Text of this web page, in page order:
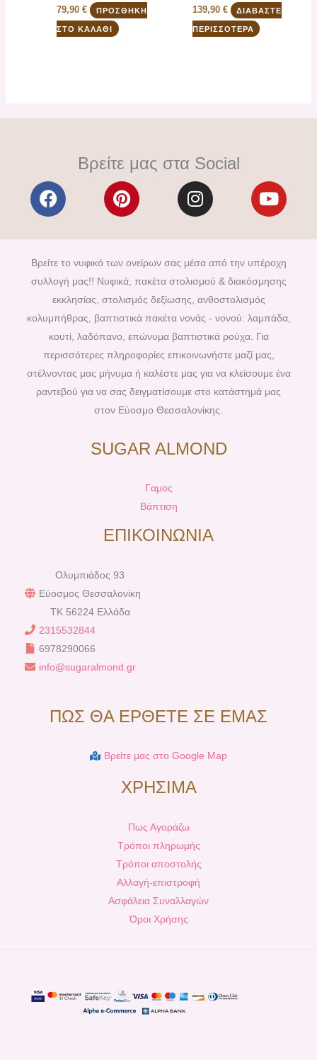
79,90€ ΠΡΟΣΘΉΚΗ
ΣΤΟ ΚΑΛΆΘΙ
139,90 € ΔΙΑΒΆΣΤΕ
ΠΕΡΙΣΣΌΤΕΡΑ
Βρείτε μας στα Social
F
a
e
b
o
o
k
P
i
t
e
r
e
s
t
I
n
t
a
g
r
a
m
Y
o
t
u
b
Βρείτε το νυφικό των ονείρων σας μέσα από την υπέροχη
συλλογή μας!! Νυφικά, πακέτα στολισμού & διακόσμησης
εκκλησίας, στολισμός δεξίωσης, ανθοστολισμός
κολυμπήθρας, βαπτιστικά πακέτα νονάς - νονού: λαμπάδα,
κουτί, λαδόπανο, επώνυμα βαπτιστικά ρούχα. Για
περισσότερες πληροφορίες επικοινωνήστε μαζί μας,
στέλνοντας μας μήνυμα ή καλέστε μας για να κλείσουμε ένα
ραντεβού για να σας δειγματίσουμε στο κατάστημά μας
στον Εύοσμο Θεσσαλονίκης.
SUGAR ALMOND
Γαμος
Βάπτιση
ΕΠΙΚΟΙΝΩΝΙΑ
Ολυμπιάδος 93
Εύοσμος Θεσσαλονίκη
TK 56224 Ελλάδα
2315532844
6978290066
info@sugaralmond.gr
ΠΩΣ ΘΑ ΕΡΘΕΤΕ ΣΕ ΕΜΑΣ
Βρείτε μας στο Google Map
ΧΡΗΣΙΜΑ
Πως Αγοράζω
Τρόποι πληρωμής
Τρόποι αποστολής
Αλλαγή-επιστροφή
Ασφάλεια Συναλλαγών
Όροι Χρήσης